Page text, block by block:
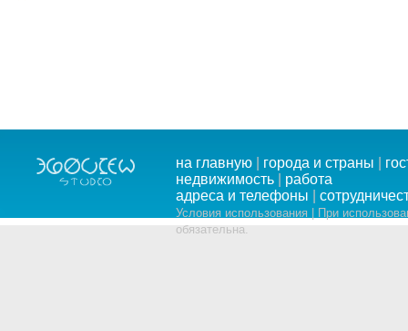
на главную города и страны
недвижимость
работа
адреса и телефоны
Условия использования | При
обязательна.